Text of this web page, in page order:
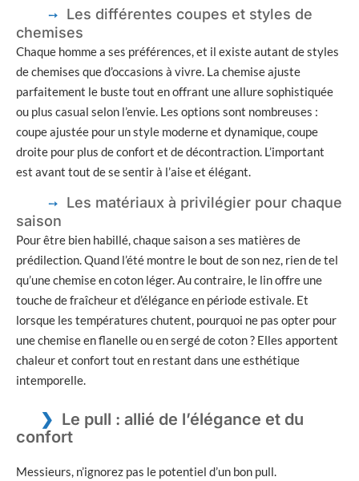
Les différentes coupes et styles de
chemises
Chaque homme a ses préférences, et il existe autant de styles
de chemises que d’occasions à vivre. La chemise ajuste
parfaitement le buste tout en offrant une allure sophistiquée
ou plus casual selon l’envie. Les options sont nombreuses :
coupe ajustée pour un style moderne et dynamique, coupe
droite pour plus de confort et de décontraction. L’important
est avant tout de se sentir à l’aise et élégant.
Les matériaux à privilégier pour chaque
saison
Pour être bien habillé, chaque saison a ses matières de
prédilection. Quand l’été montre le bout de son nez, rien de tel
qu’une chemise en coton léger. Au contraire, le lin offre une
touche de fraîcheur et d’élégance en période estivale. Et
lorsque les températures chutent, pourquoi ne pas opter pour
une chemise en flanelle ou en sergé de coton ? Elles apportent
chaleur et confort tout en restant dans une esthétique
intemporelle.
Le pull : allié de l’élégance et du
confort
Messieurs, n’ignorez pas le potentiel d’un bon pull.